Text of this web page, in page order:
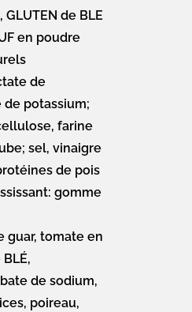
de BLE
en poudre
de
de potassium;
farine
sel, vinaigre
de pois
gomme
guar, tomate en
de sodium,
poireau,